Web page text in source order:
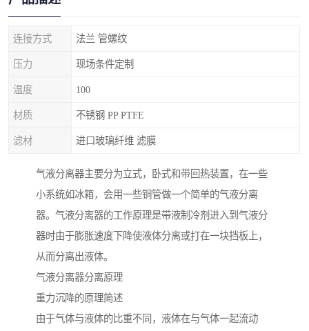
连接方式 法兰 管螺纹
压力 现场条件定制
温度 100
材质 不锈钢 PP PTFE
滤材 进口玻璃纤维 滤膜
气液分离器主要分为立式，卧式和带回热装置，在一些
小系统如冰箱，会用一些铜管做一个简单的气液分离
器。气液分离器的工作原理是带液制冷剂进入到气液分
器时由于膨胀速度下降使液体分离或打在一块挡板上，
从而分离出液体。
气液分离器分离原理
重力沉降的原理简述
由于气体与液体的比重不同，液体在与气体一起流动